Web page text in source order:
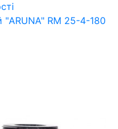
"ARUNA" RM 25-4-180